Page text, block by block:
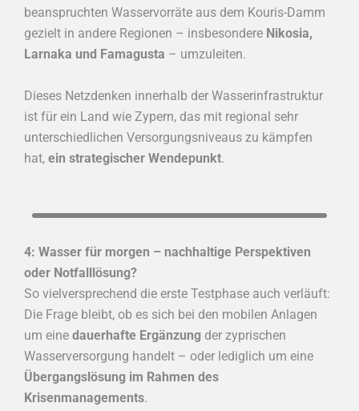
beanspruchten Wasservorräte aus dem Kouris-Damm
gezielt in andere Regionen – insbesondere Nikosia,
Larnaka und Famagusta – umzuleiten.
Dieses Netzdenken innerhalb der Wasserinfrastruktur
ist für ein Land wie Zypern, das mit regional sehr
unterschiedlichen Versorgungsniveaus zu kämpfen
hat, ein strategischer Wendepunkt.
4: Wasser für morgen – nachhaltige Perspektiven
oder Notfalllösung?
So vielversprechend die erste Testphase auch verläuft:
Die Frage bleibt, ob es sich bei den mobilen Anlagen
um eine dauerhafte Ergänzung der zyprischen
Wasserversorgung handelt – oder lediglich um eine
Übergangslösung im Rahmen des
Krisenmanagements.